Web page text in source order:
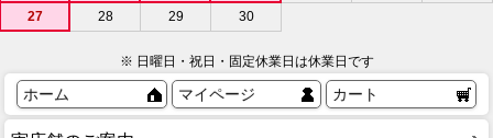
27
28 29 30
※ 日曜日・祝日・固定休業日は休業日です
ホーム マイページ カート